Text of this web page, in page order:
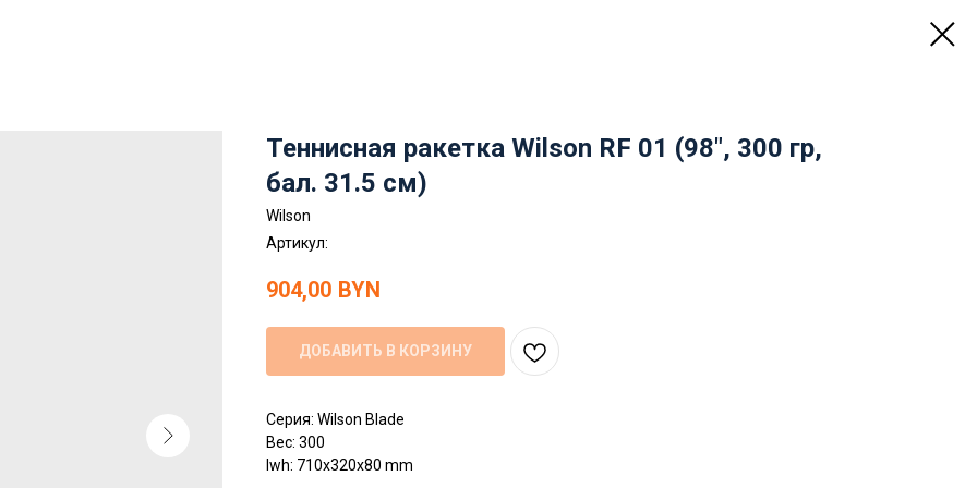
Теннисная ракетка Wilson RF 01 (98", 300 гр,
бал. 31.5 см)
Wilson
Артикул:
904,00 BYN
ДОБАВИТЬ В КОРЗИНУ
Серия: Wilson Blade
Вес: 300
lwh: 710x320x80 mm